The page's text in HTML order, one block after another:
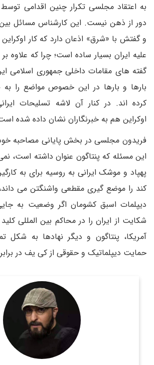
به اعتقاد مجلسی تکرار چنین اقدامی
دور از ذهن نیست. این کارشناس مسائل بین
و گفتش با «شرق» اذعان دارد که کار اوکراین
علیه ایران بسیار ساده است؛ چرا که علاوه
گفته های مقامات داخلی جمهوری اسلامی
بارها و بارها در این خصوص مواضع را
کرده اند. در کنار آن لاشه تسلیحات
اوکراین هم به خبرنگاران نشان داده شده
فریدون مجلسی در بخش پایانی مصاحبه
این مسئله که پنتاگون عنوان داشته است،
پهپاد و موشک ایرانی به روسیه برای به
کند را موضع گیری مقطعی واشنگتن می
دیپلمات اسبق کشومان اگر وضعیت به
شکایت از ایران را در محاکم بین المللی
آمریکا، پنتاگون و دیگر نهادها به شکل
حمایت دیپلماتیک و حقوقی از کی یف در
روزنامه نگار و کارشناس ارشد روزنامه
تحریریه دیپلماسی ایرانی.
اطلاعات بیشتر